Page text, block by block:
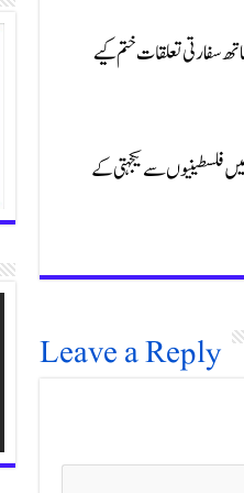
سفارتی تعلقات ختم کیے
فلسطینیوں سے یکجہتی کے
Leave a Reply